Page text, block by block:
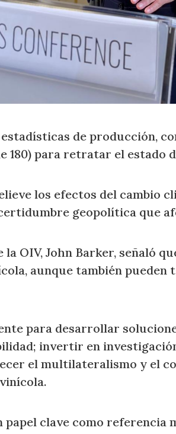
de producción,
180) para retratar el estado
los efectos del cambio
geopolítica que
OIV, John Barker, señaló
aunque también
para desarrollar
invertir en
el multilateralismo y el
papel clave como referencia